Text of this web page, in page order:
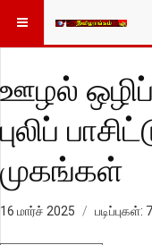
ஊழல்
புலிப்
முகங்கள்
16 மார்ச் 2025 படிப்புகள்: